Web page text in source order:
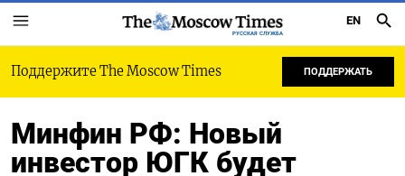
РУССКАЯ СЛУЖБА
EN
Поддержите The Moscow Times ПОДДЕРЖАТЬ
Минфин РФ: Новый
инвестор ЮГК будет